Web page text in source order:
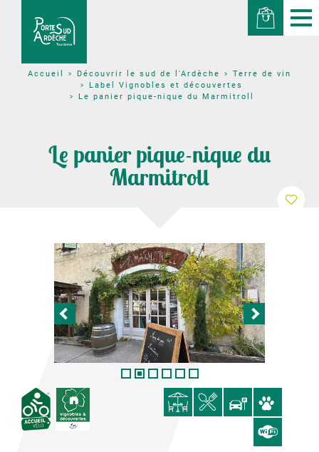
Accueil Découvrir le sud de l'Ardèche
Terre de vin
Label Vignobles et découvertes
Le panier pique-nique du Marmitroll
Le panier pique-nique du
Marmitroll